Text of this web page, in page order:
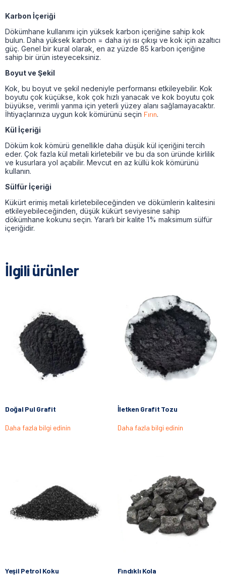
Karbon İçeriği
Dökümhane kullanımı için yüksek karbon içeriğine sahip kok
bulun. Daha yüksek karbon = daha iyi ısı çıkışı ve kok için azaltıcı
güç. Genel bir kural olarak, en az yüzde 85 karbon içeriğine
sahip bir ürün isteyeceksiniz.
Boyut ve Şekil
Kok, bu boyut ve şekil nedeniyle performansı etkileyebilir. Kok
boyutu çok küçükse, kok çok hızlı yanacak ve kok boyutu çok
büyükse, verimli yanma için yeterli yüzey alanı sağlamayacaktır.
İhtiyaçlarınıza uygun kok kömürünü seçin Fırın.
Kül İçeriği
Döküm kok kömürü genellikle daha düşük kül içeriğini tercih
eder. Çok fazla kül metali kirletebilir ve bu da son üründe kirlilik
ve kusurlara yol açabilir. Mevcut en az küllü kok kömürünü
kullanın.
Sülfür İçeriği
Kükürt erimiş metali kirletebileceğinden ve dökümlerin kalitesini
etkileyebileceğinden, düşük kükürt seviyesine sahip
dökümhane kokunu seçin. Yararlı bir kalite 1% maksimum sülfür
içeriğidir.
İlgili ürünler
Doğal Pul Grafit
Daha fazla bilgi edinin
İletken Grafit Tozu
Daha fazla bilgi edinin
Yeşil Petrol Koku Fındıklı Kola